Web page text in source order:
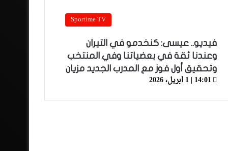
Sportime TV
فيديو.. عيسى: كنخدمو في التيران
وعندنا ثقة في بعضياتنا وفي المنتخب
وتحقيق أول فوز مع المدرب الجديد مزيان
14:01 | 1 أبريل، 2026